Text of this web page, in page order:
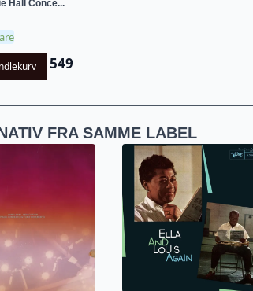
Hall Conce...
549
FRA SAMME LABEL